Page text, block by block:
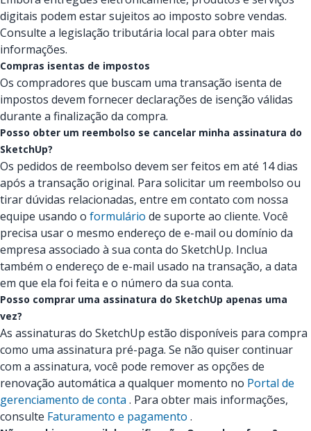
digitais podem estar sujeitos ao imposto sobre vendas.
Consulte a legislação tributária local para obter mais
informações.
Compras isentas de impostos
Os compradores que buscam uma transação isenta de
impostos devem fornecer declarações de isenção válidas
durante a finalização da compra.
Posso obter um reembolso se cancelar minha assinatura do
SketchUp?
Os pedidos de reembolso devem ser feitos em até 14 dias
após a transação original. Para solicitar um reembolso ou
tirar dúvidas relacionadas, entre em contato com nossa
equipe usando o formulário de suporte ao cliente. Você
precisa usar o mesmo endereço de e-mail ou domínio da
empresa associado à sua conta do SketchUp. Inclua
também o endereço de e-mail usado na transação, a data
em que ela foi feita e o número da sua conta.
Posso comprar uma assinatura do SketchUp apenas uma
vez?
As assinaturas do SketchUp estão disponíveis para compra
como uma assinatura pré-paga. Se não quiser continuar
com a assinatura, você pode remover as opções de
renovação automática a qualquer momento no Portal de
gerenciamento de conta . Para obter mais informações,
consulte Faturamento e pagamento .